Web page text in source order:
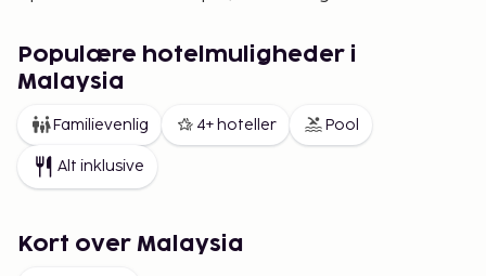
symbol for Malaysias moderne ansigt. Byen byder
på en unik blanding af nyt og gammelt, hvor
luksuriøse indkøbscentre ligger stenkast fra
historiske templer og moskeer. For dem, der søger
luksus og afslapning, tilbyder Malaysia
verdensklasse på spa-faciliteter og golfbaner, alle
Populære hotelmuligheder i
Malaysia
Familievenlig 4+ hoteller Pool
Alt inklusive
Kort over Malaysia